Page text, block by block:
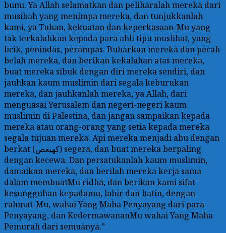
bumi. Ya Allah selamatkan dan peliharalah mereka dari
musibah yang menimpa mereka, dan tunjukkanlah
kami, ya Tuhan, kekuatan dan keperkasaan-Mu yang
tak terkalahkan kepada para ahli tipu muslihat, yang
licik, penindas, perampas. Bubarkan mereka dan pecah
belah mereka, dan berikan kekalahan atas mereka,
buat mereka sibuk dengan diri mereka sendiri, dan
jauhkan kaum muslimin dari segala keburukan
mereka, dan jauhkanlah mereka, ya Allah, dari
menguasai Yerusalem dan negeri-negeri kaum
muslimin di Palestina, dan jangan sampaikan kepada
mereka atau orang-orang yang setia kepada mereka
segala tujuan mereka. Api mereka menjadi abu dengan
berkat (كهيعص) segera, dan buat mereka berpaling
dengan kecewa. Dan persatukanlah kaum muslimin,
damaikan mereka, dan berilah mereka kerja sama
dalam membuatMu ridha, dan berikan kami sifat
kesungguhan kepadamu, lahir dan batin, dengan
rahmat-Mu, wahai Yang Maha Penyayang dari para
Penyayang, dan KedermawananMu wahai Yang Maha
Pemurah dari semuanya.”